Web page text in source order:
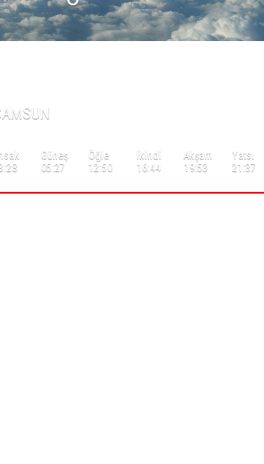
Güneş
05:27
Öğle
12:50
İkindi
16:44
Akşam
19:53
Yatsı
21:37